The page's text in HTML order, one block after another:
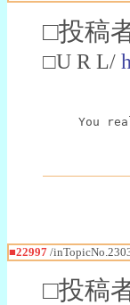
□投稿
□U R L/
You
■22997 /
□投稿